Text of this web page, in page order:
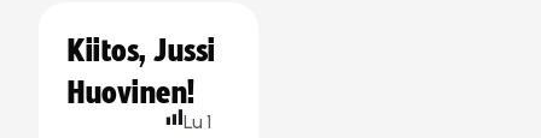
Kiitos, Jussi
Huovinen!
Lu 1